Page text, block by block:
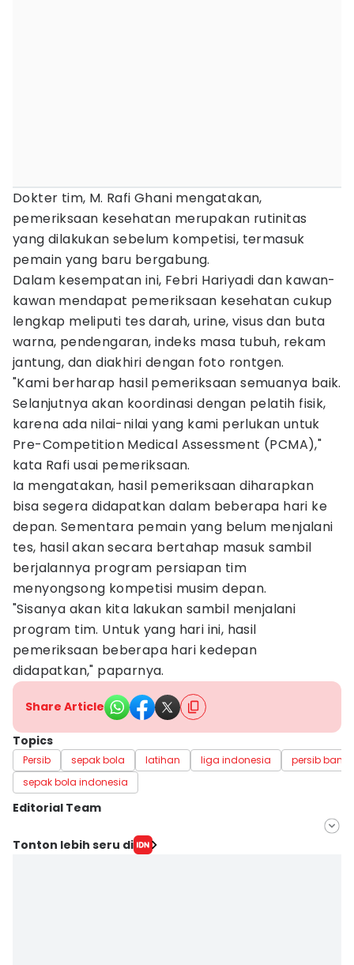
Dokter tim, M. Rafi Ghani mengatakan,
pemeriksaan kesehatan merupakan rutinitas
yang dilakukan sebelum kompetisi, termasuk
pemain yang baru bergabung.
Dalam kesempatan ini, Febri Hariyadi dan kawan-
kawan mendapat pemeriksaan kesehatan cukup
lengkap meliputi tes darah, urine, visus dan buta
warna, pendengaran, indeks masa tubuh, rekam
jantung, dan diakhiri dengan foto rontgen.
"Kami berharap hasil pemeriksaan semuanya baik.
Selanjutnya akan koordinasi dengan pelatih fisik,
karena ada nilai-nilai yang kami perlukan untuk
Pre-Competition Medical Assessment (PCMA),"
kata Rafi usai pemeriksaan.
Ia mengatakan, hasil pemeriksaan diharapkan
bisa segera didapatkan dalam beberapa hari ke
depan. Sementara pemain yang belum menjalani
tes, hasil akan secara bertahap masuk sambil
berjalannya program persiapan tim
menyongsong kompetisi musim depan.
"Sisanya akan kita lakukan sambil menjalani
program tim. Untuk yang hari ini, hasil
pemeriksaan beberapa hari kedepan
didapatkan," paparnya.
Share Article
Topics
Persib sepak bola latihan liga indonesia
persib
sepak bola indonesia
Editorial Team
Editor
Tonton lebih seru di